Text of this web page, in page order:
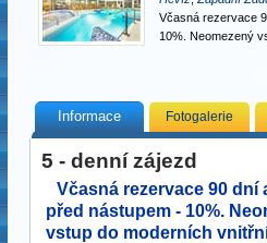
Včasná rezervace
10%. Neomezený
Informace Fotogalerie
5 - denní zájezd
Včasná rezervace 90 dní
před nástupem - 10%.
vstup do moderních